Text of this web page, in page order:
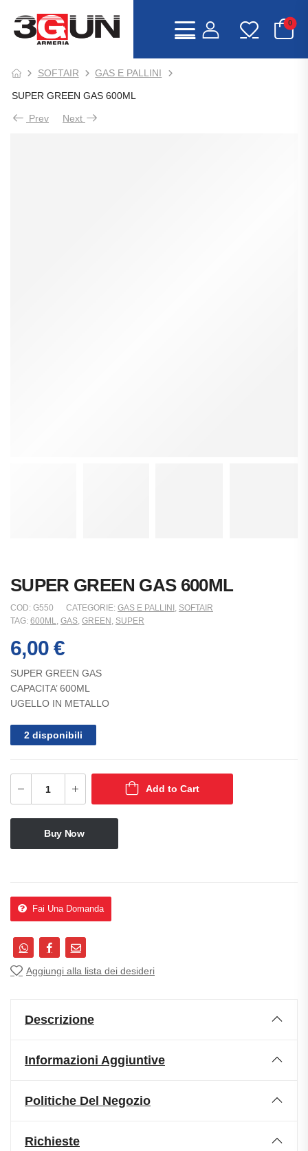
0
SOFTAIR GAS E PALLINI
SUPER GREEN GAS 600ML
Prev Next
SUPER GREEN GAS 600ML
COD: G550 CATEGORIE: GAS E PALLINI , SOFTAIR
TAG: 600ML, GAS, GREEN , SUPER
6,00€
SUPER GREEN GAS
CAPACITA’ 600ML
UGELLO IN METALLO
2 disponibili
Add to Cart
Buy Now
Fai Una Domanda
Aggiungi alla lista dei desideri
Descrizione
Informazioni Aggiuntive
Politiche Del Negozio
Richieste